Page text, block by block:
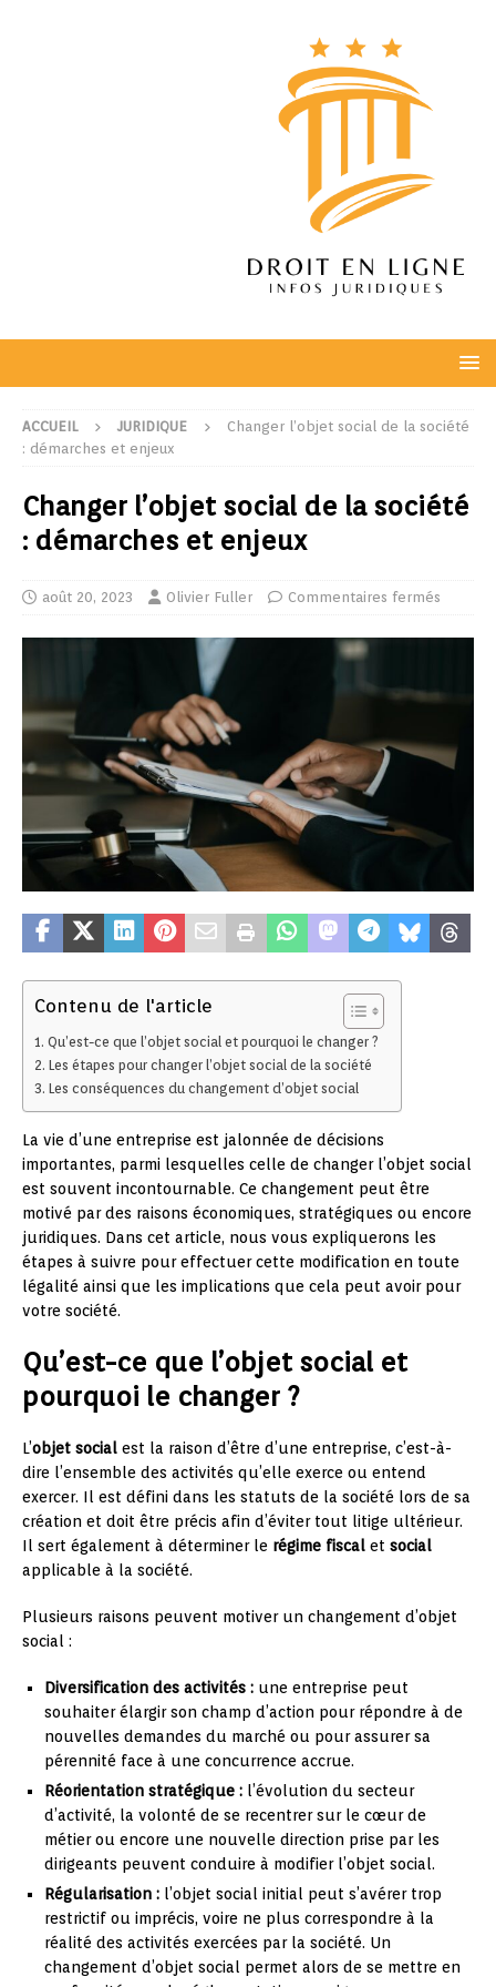
ACCUEIL JURIDIQUE
Changer l’objet social de la société
: démarches et enjeux
Changer l’objet social de la société
: démarches et enjeux
août 20, 2023 Olivier Fuller Commentaires fermés
Contenu de l'article
Qu’est-ce que l’objet social et pourquoi le changer ?
Les étapes pour changer l’objet social de la société
Les conséquences du changement d’objet social
La vie d’une entreprise est jalonnée de décisions
importantes, parmi lesquelles celle de changer l’objet social
est souvent incontournable. Ce changement peut être
motivé par des raisons économiques, stratégiques ou encore
juridiques. Dans cet article, nous vous expliquerons les
étapes à suivre pour effectuer cette modification en toute
légalité ainsi que les implications que cela peut avoir pour
votre société.
Qu’est-ce que l’objet social et
pourquoi le changer ?
L’objet social est la raison d’être d’une entreprise, c’est-à-
dire l’ensemble des activités qu’elle exerce ou entend
exercer. Il est défini dans les statuts de la société lors de sa
création et doit être précis afin d’éviter tout litige ultérieur.
Il sert également à déterminer le régime fiscal et social
applicable à la société.
Plusieurs raisons peuvent motiver un changement d’objet
social :
Diversification des activités : une entreprise peut
souhaiter élargir son champ d’action pour répondre à de
nouvelles demandes du marché ou pour assurer sa
pérennité face à une concurrence accrue.
Réorientation stratégique : l’évolution du secteur
d’activité, la volonté de se recentrer sur le cœur de
métier ou encore une nouvelle direction prise par les
dirigeants peuvent conduire à modifier l’objet social.
Régularisation : l’objet social initial peut s’avérer trop
restrictif ou imprécis, voire ne plus correspondre à la
réalité des activités exercées par la société. Un
changement d’objet social permet alors de se mettre en